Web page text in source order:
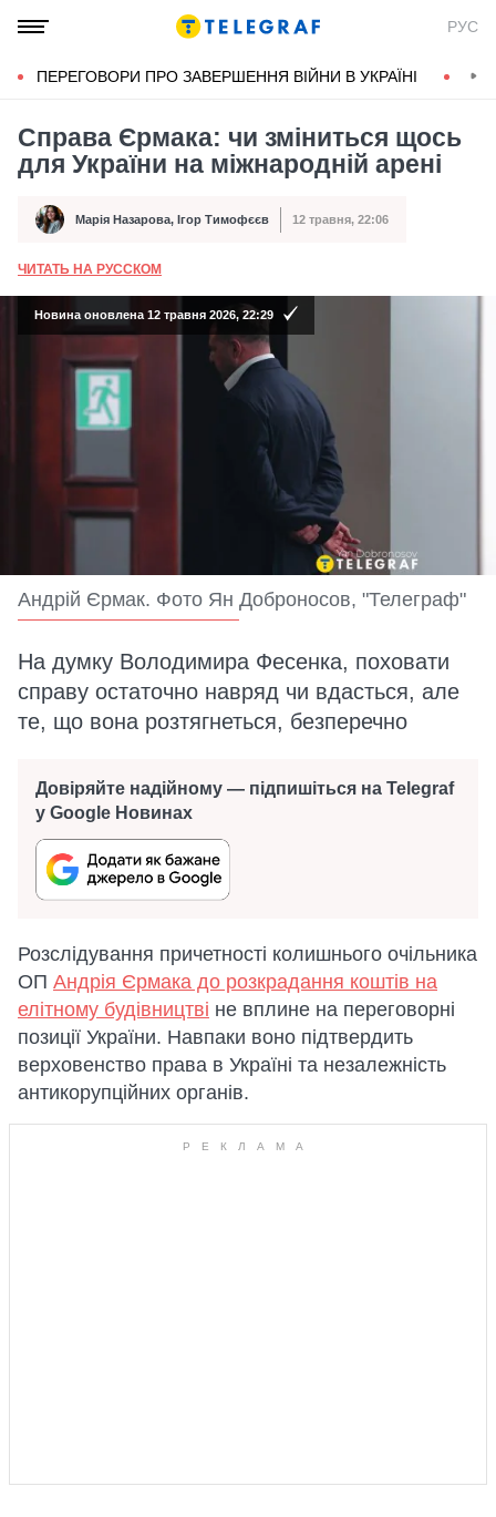
РУС
ПЕРЕГОВОРИ ПРО ЗАВЕРШЕННЯ ВІЙНИ В УКРАЇНІ
Справа Єрмака: чи зміниться щось
для України на міжнародній арені
Автор Марія Назарова, Ігор Тимофєєв
Дата публікації 12 травня, 22:06
ЧИТАТЬ НА РУССКОМ
Новина оновлена 12 травня 2026, 22:29
Андрій Єрмак. Фото Ян Доброносов, "Телеграф"
На думку Володимира Фесенка, поховати
справу остаточно навряд чи вдасться, але
те, що вона розтягнеться, безперечно
Довіряйте надійному — підпишіться на Telegraf
у Google Новинах
Розслідування причетності колишнього очільника
ОП Андрія Єрмака до розкрадання коштів на
елітному будівництві не вплине на переговорні
позиції України. Навпаки воно підтвердить
верховенство права в Україні та незалежність
антикорупційних органів.